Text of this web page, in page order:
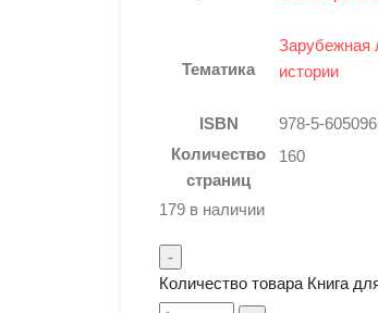
Тематика
Зарубежная
истории
ISBN
978-5-
Количество
страниц
160
179 в наличии
Количество товара Книга